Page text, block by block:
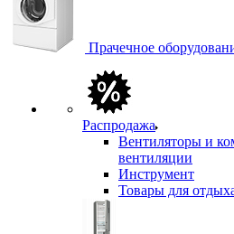
Прачечное
Распродажа
Вентиляторы и
вентиляции
Инструмент
Товары для